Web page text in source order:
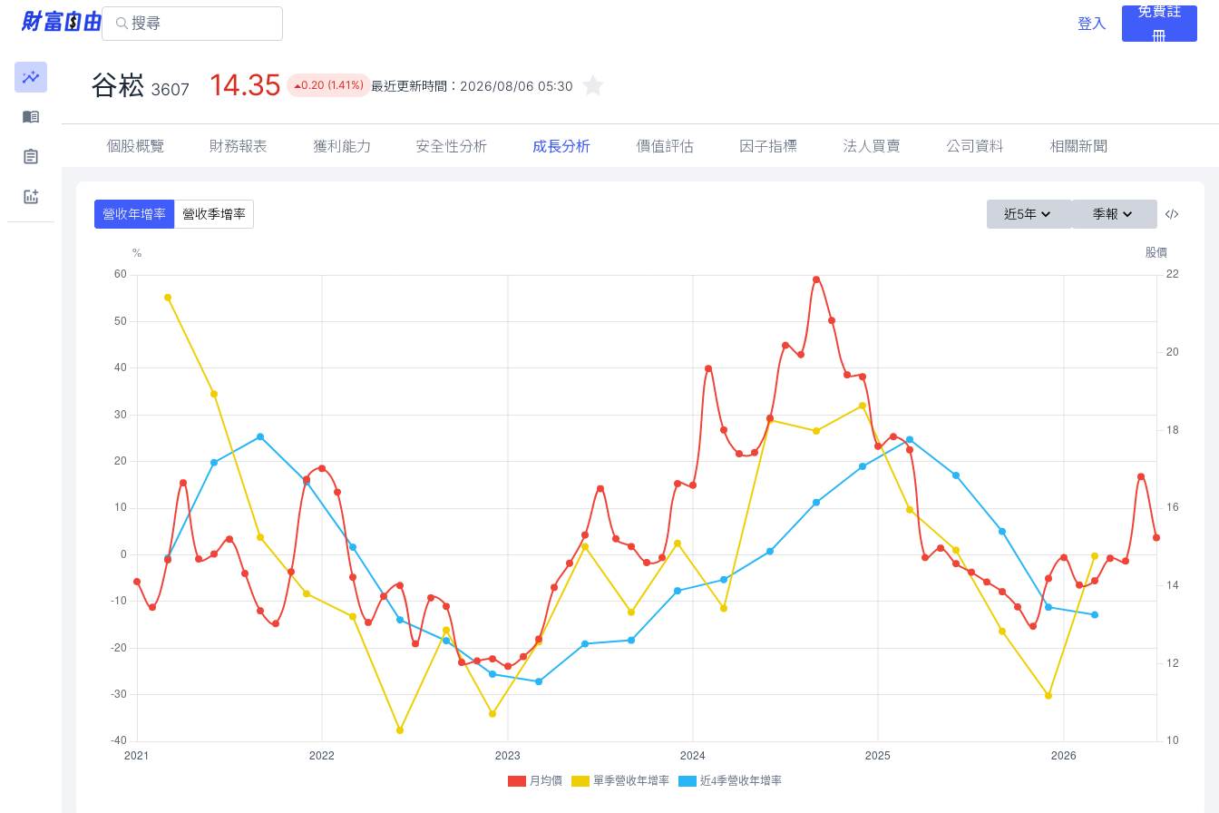
登入
免費註
冊
谷崧 3607 14.35 0.20 (1.41%) 最近更新時間： 2026/08/06 05:30
個股概覽 財務報表 獲利能力 安全性分析 成長分析 價值評估 因子指標 法人買賣 公司資料 相關新聞
營收年增率 營收季增率 近5年 季報
月均價 單季營收年增率 近4季營收年增率